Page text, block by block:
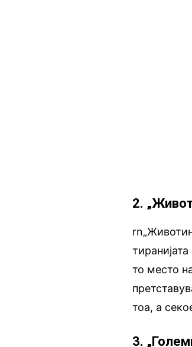
2.
то место
тоа, а
3.